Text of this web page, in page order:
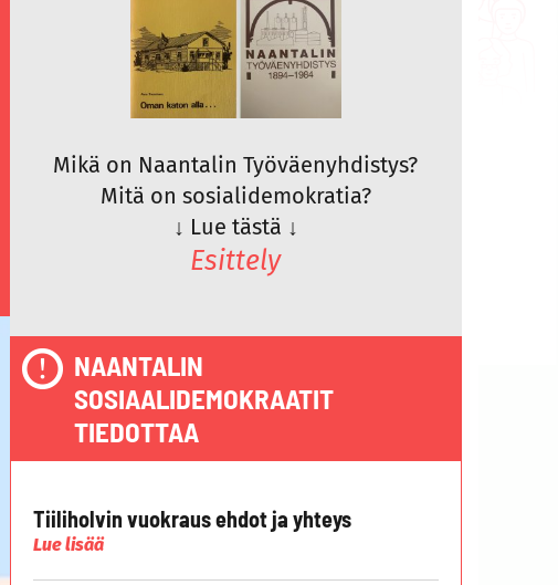
Mikä on Naantalin Työväenyhdistys?
Mitä on sosialidemokratia?
↓ Lue tästä ↓
Esittely
NAANTALIN
SOSIAALIDEMOKRAATIT
TIEDOTTAA
Tiiliholvin vuokraus ehdot ja yhteys
Lue lisää